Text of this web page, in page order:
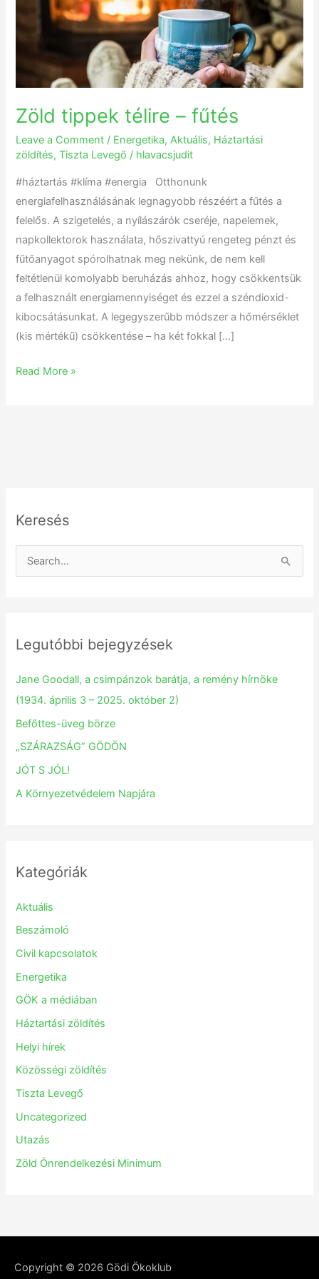
Zöld tippek télire – fűtés
Leave a Comment / Energetika,Aktuális, Háztartási
zöldítés,Tiszta Levegő / hlavacsjudit
#háztartás #klíma #energia Otthonunk
energiafelhasználásának legnagyobb részéért a fűtés a
felelős. A szigetelés, a nyílászárók cseréje, napelemek,
napkollektorok használata, hőszivattyú rengeteg pénzt és
fűtőanyagot spórolhatnak meg nekünk, de nem kell
feltétlenül komolyabb beruházás ahhoz, hogy csökkentsük
a felhasznált energiamennyiséget és ezzel a széndioxid-
kibocsátásunkat. A legegyszerűbb módszer a hőmérséklet
(kis mértékű) csökkentése – ha két fokkal […]
Read More »
Keresés
c
o
r
:
Legutóbbi bejegyzések
Jane Goodall, a csimpánzok barátja, a remény hírnöke
(1934. április 3 – 2025. október 2)
Befőttes-üveg börze
„SZÁRAZSÁG” GÖDÖN
JÓT S JÓL!
A Környezetvédelem Napjára
Kategóriák
Aktuális
Beszámoló
Civil kapcsolatok
Energetika
GÖK a médiában
Háztartási zöldítés
Helyi hírek
Közösségi zöldítés
Tiszta Levegő
Uncategorized
Utazás
Zöld Önrendelkezési Minimum
Copyright © 2026 Gödi Ökoklub